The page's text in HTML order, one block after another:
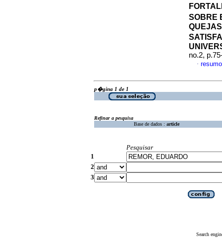
SOBRE
no.2,
·
p�gina 1 de 1
Refinar a pesquisa
Base de dados : article
Pesquisar
1
2
3
Search